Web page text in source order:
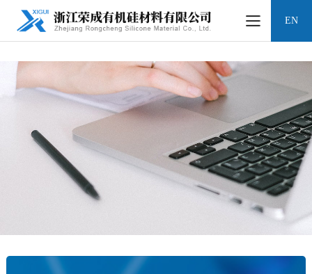
凯时网站 EN